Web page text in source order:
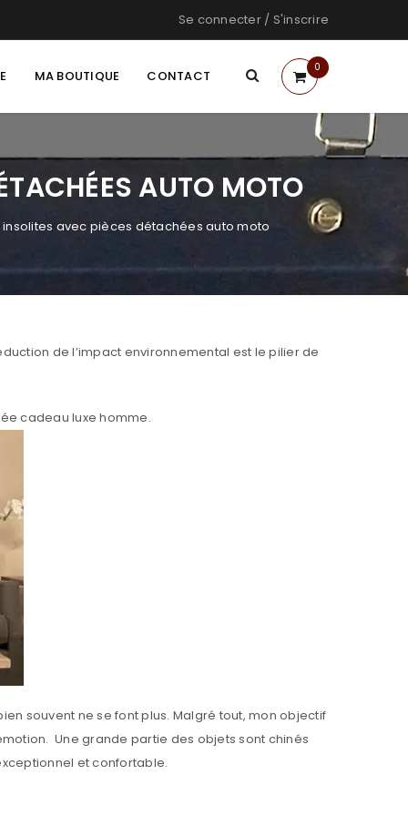
Se connecter/ S'inscrire
MA BOUTIQUE CONTACT
0
AUTO MOTO
insolites avec pièces détachées auto moto
de l’impact environnemental est le pilier de
cadeau luxe homme.
souvent ne se font plus. Malgré tout, mon objectif
Une grande partie des objets sont chinés
et confortable.